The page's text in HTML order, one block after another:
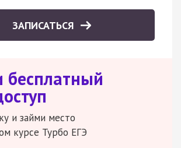
ЗАПИСАТЬСЯ
бесплатный
и займи место
курсе Турбо ЕГЭ